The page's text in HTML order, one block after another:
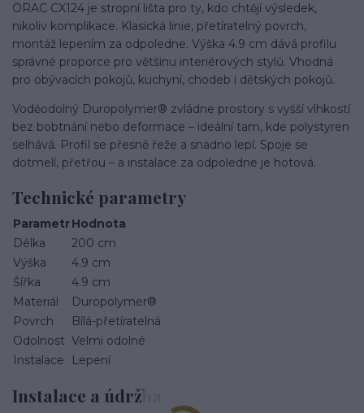
ORAC CX124 je stropní lišta pro ty, kdo chtějí výsledek,
nikoliv komplikace. Klasická linie, přetíratelný povrch,
montáž lepením za odpoledne. Výška 4.9 cm dává profilu
správné proporce pro většinu interiérových stylů. Vhodná
pro obývacích pokojů, kuchyní, chodeb i dětských pokojů.
Voděodolný Duropolymer® zvládne prostory s vyšší vlhkostí
bez bobtnání nebo deformace – ideální tam, kde polystyren
selhává. Profil se přesně řeže a snadno lepí. Spoje se
dotmelí, přetřou – a instalace za odpoledne je hotová.
Technické parametry
ParametrHodnota
Délka
200 cm
Výška
4.9 cm
Šířka
4.9 cm
Materiál
Duropolymer®
Povrch
Bílá-přetíratelná
Odolnost Velmi odolné
Instalace
Lepení
Instalace a údržba